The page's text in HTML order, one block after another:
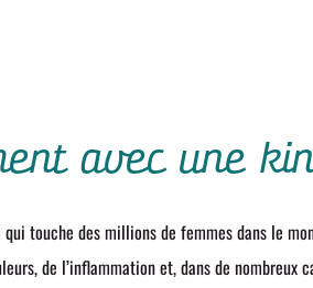
avec une
touche des millions de femmes dans le
de l’inflammation et, dans de